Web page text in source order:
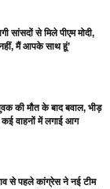
सांसदों से मिले पीएम मोदी,
नहीं, मैं आपके साथ हूं’
की मौत के बाद बवाल, भीड़
वाहनों में लगाई आग
से पहले कांग्रेस ने नई टीम